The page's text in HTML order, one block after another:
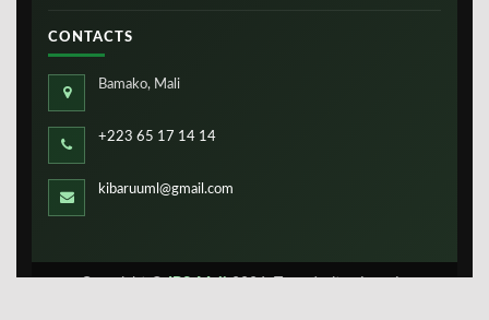
CONTACTS
Bamako, Mali
+223 65 17 14 14
kibaruuml@gmail.com